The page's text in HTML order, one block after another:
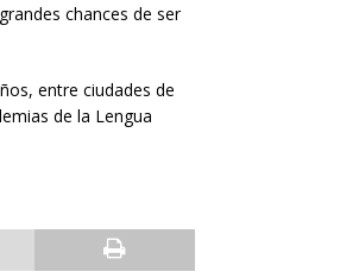
chances de ser
entre ciudades de
de la Lengua